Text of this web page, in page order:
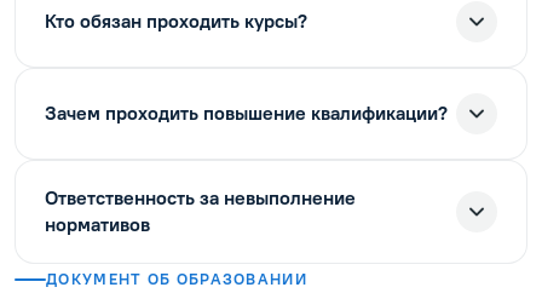
Кто обязан проходить курсы?
Зачем проходить повышение квалификации?
Ответственность за невыполнение
нормативов
ДОКУМЕНТ ОБ ОБРАЗОВАНИИ